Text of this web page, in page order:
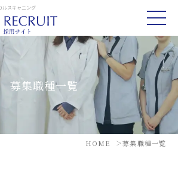
ルスキャニング
募集職種一覧
HOME 募集職種一覧